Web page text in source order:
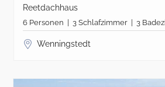
Reetdachhaus
6 Personen | 3 Schlafzimmer | 3
Wenningstedt